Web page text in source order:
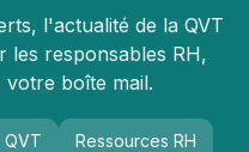
l'actualité de la QVT
les responsables RH,
votre boîte mail.
QVT Ressources RH